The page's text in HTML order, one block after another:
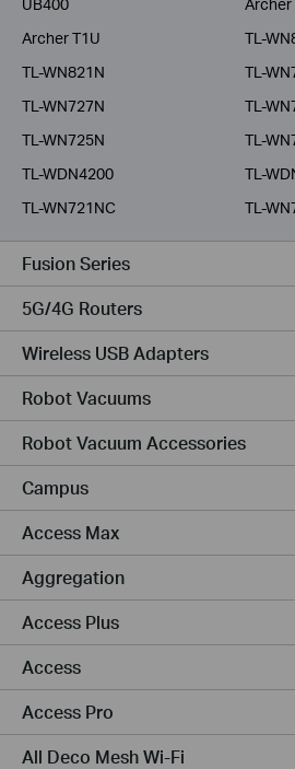
UB400
Archer
Archer T1U
TL-
TL-WN821N
TL-
TL-WN727N
TL-
TL-WN725N
TL-
TL-WDN4200
TL-
TL-WN721NC
TL-
Fusion Series
5G/4G Routers
Wireless USB Adapters
Robot Vacuums
Robot Vacuum Accessories
Campus
Access Max
Aggregation
Access Plus
Access
Access Pro
All Deco Mesh Wi-Fi